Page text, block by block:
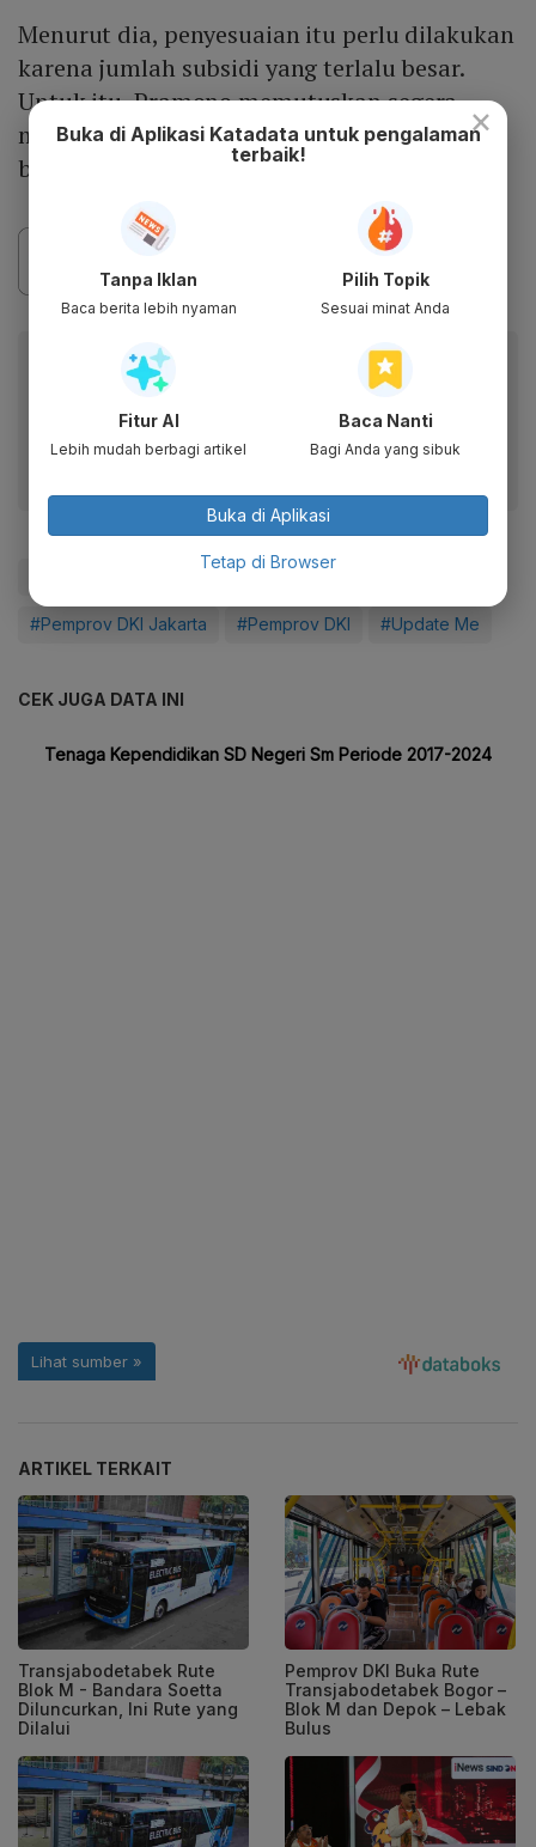
Menurut dia, penyesuaian itu perlu dilakukan
karena jumlah subsidi yang terlalu besar.
Untuk itu, Pramono memutuskan segera
menyesuaikan tarif Transjabodetabek di
beberapa rute.
Baca artikel ini lewat aplikasi mobile.
Dapatkan pengalaman membaca lebih nyaman dan nikmati
fitur menarik lainnya lewat aplikasi mobile Katadata.
#TransJakarta
#Pemprov DKI Jakarta #Pemprov DKI #Update Me
CEK JUGA DATA INI
ARTIKEL TERKAIT
Transjabodetabek Rute
Blok M - Bandara Soetta
Diluncurkan, Ini Rute yang
Dilalui
Pemprov DKI Buka Rute
Transjabodetabek Bogor –
Blok M dan Depok – Lebak
Bulus
×
Buka di Aplikasi Katadata untuk pengalaman
terbaik!
Tanpa Iklan
Baca berita lebih nyaman
Pilih Topik
Sesuai minat Anda
Fitur AI
Lebih mudah berbagi artikel
Baca Nanti
Bagi Anda yang sibuk
Buka di Aplikasi
Tetap di Browser